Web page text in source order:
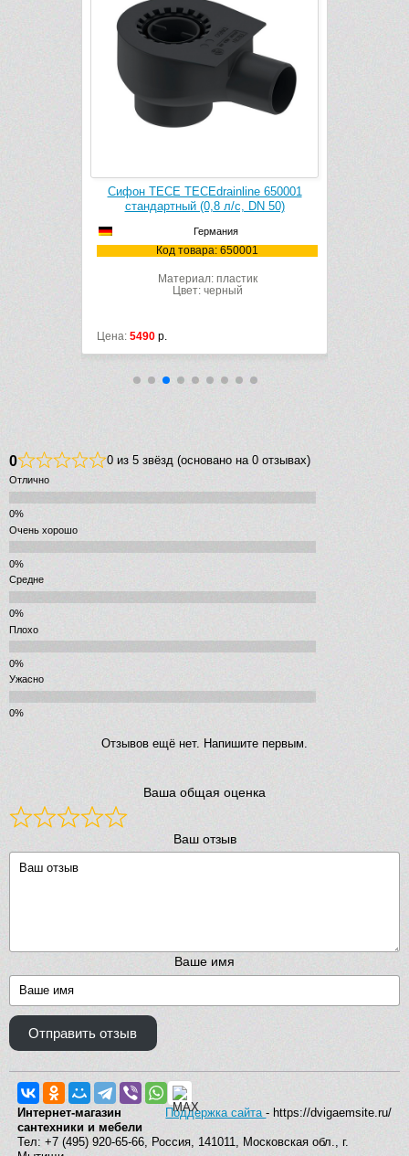
Сифон TECE TECEdrainline 650000
заниженный (0,7 л/с, DN 50)
Германия
Код товара: 650000
Материал: пластик
Цвет: черный
Цена: 5490 р.
0 0 из 5 звёзд (основано на 0 отзывах)
Отлично
Очень хорошо
Средне
Плохо
Ужасно
Отзывов ещё нет. Напишите первым.
Ваша общая оценка
Ваш отзыв
Ваше имя
Отправить отзыв
Поддержка сайта- https://dvigaemsite.ru/
Интернет-магазин
сантехники и мебели
Тел: +7 (495) 920-65-66, Россия, 141011, Московская обл., г.